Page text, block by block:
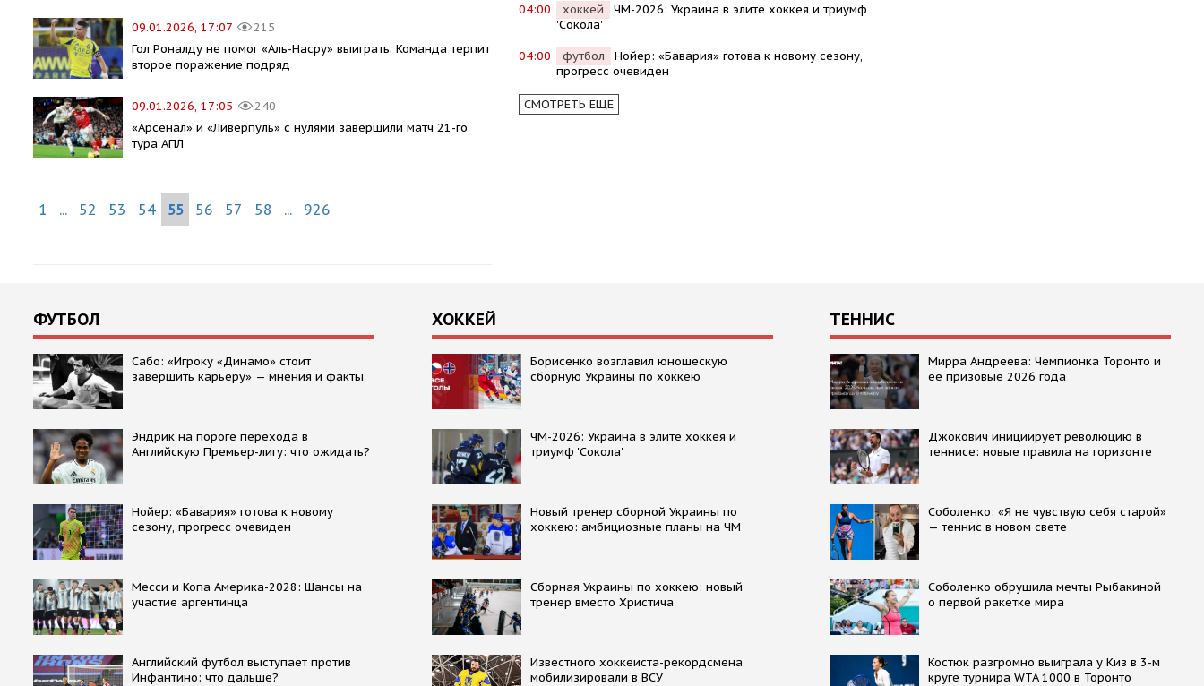
09.01.2026, 17:07
215
Гол Роналду не помог «Аль-Насру» выиграть. Команда терпит
второе поражение подряд
09.01.2026, 17:05
240
«Арсенал» и «Ливерпуль» с нулями завершили матч 21-го
тура АПЛ
1 ... 52 53 54 55 56 57 58 ... 926
04:00 хоккей
ЧМ-2026: Украина в элите хоккея и триумф
'Сокола'
04:00 футбол
Нойер: «Бавария» готова к новому сезону,
прогресс очевиден
СМОТРЕТЬ ЕЩЕ
ФУТБОЛ
Сабо: «Игроку «Динамо» стоит
завершить карьеру» — мнения и факты
Эндрик на пороге перехода в
Английскую Премьер-лигу: что ожидать?
Нойер: «Бавария» готова к новому
сезону, прогресс очевиден
Месси и Копа Америка-2028: Шансы на
участие аргентинца
Английский футбол выступает против
Инфантино: что дальше?
ХОККЕЙ
Борисенко возглавил юношескую
сборную Украины по хоккею
ЧМ-2026: Украина в элите хоккея и
триумф 'Сокола'
Новый тренер сборной Украины по
хоккею: амбициозные планы на ЧМ
Сборная Украины по хоккею: новый
тренер вместо Христича
Известного хоккеиста-рекордсмена
мобилизировали в ВСУ
ТЕННИС
Мирра Андреева: Чемпионка Торонто и
её призовые 2026 года
Джокович инициирует революцию в
теннисе: новые правила на горизонте
Соболенко: «Я не чувствую себя старой»
— теннис в новом свете
Соболенко обрушила мечты Рыбакиной
о первой ракетке мира
Костюк разгромно выиграла у Киз в 3-м
круге турнира WTA 1000 в Торонто